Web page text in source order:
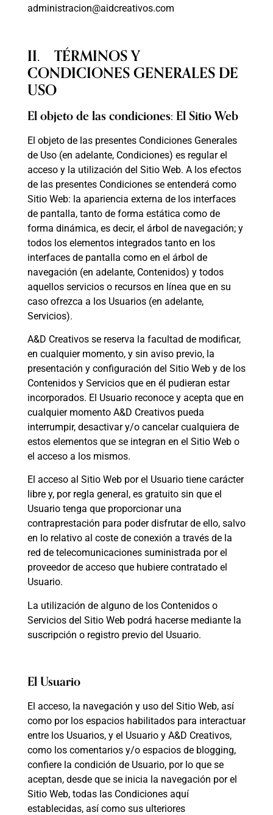
administracion@aidcreativos.com
II. TÉRMINOS Y
CONDICIONES GENERALES DE
USO
El objeto de las condiciones: El Sitio Web
El objeto de las presentes Condiciones Generales
de Uso (en adelante, Condiciones) es regular el
acceso y la utilización del Sitio Web. A los efectos
de las presentes Condiciones se entenderá como
Sitio Web: la apariencia externa de los interfaces
de pantalla, tanto de forma estática como de
forma dinámica, es decir, el árbol de navegación; y
todos los elementos integrados tanto en los
interfaces de pantalla como en el árbol de
navegación (en adelante, Contenidos) y todos
aquellos servicios o recursos en línea que en su
caso ofrezca a los Usuarios (en adelante,
Servicios).
A&D Creativos se reserva la facultad de modificar,
en cualquier momento, y sin aviso previo, la
presentación y configuración del Sitio Web y de los
Contenidos y Servicios que en él pudieran estar
incorporados. El Usuario reconoce y acepta que en
cualquier momento A&D Creativos pueda
interrumpir, desactivar y/o cancelar cualquiera de
estos elementos que se integran en el Sitio Web o
el acceso a los mismos.
El acceso al Sitio Web por el Usuario tiene carácter
libre y, por regla general, es gratuito sin que el
Usuario tenga que proporcionar una
contraprestación para poder disfrutar de ello, salvo
en lo relativo al coste de conexión a través de la
red de telecomunicaciones suministrada por el
proveedor de acceso que hubiere contratado el
Usuario.
La utilización de alguno de los Contenidos o
Servicios del Sitio Web podrá hacerse mediante la
suscripción o registro previo del Usuario.
El Usuario
El acceso, la navegación y uso del Sitio Web, así
como por los espacios habilitados para interactuar
entre los Usuarios, y el Usuario y A&D Creativos,
como los comentarios y/o espacios de blogging,
confiere la condición de Usuario, por lo que se
aceptan, desde que se inicia la navegación por el
Sitio Web, todas las Condiciones aquí
establecidas, así como sus ulteriores